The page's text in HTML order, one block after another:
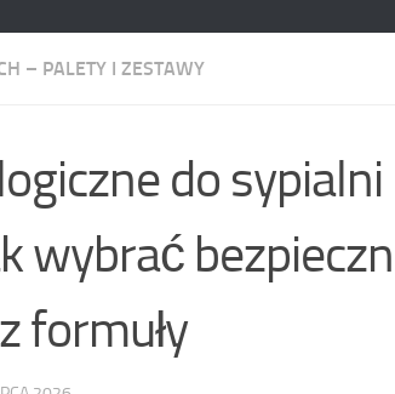
– PALETY I ZESTAWY
do
wybrać
formuły